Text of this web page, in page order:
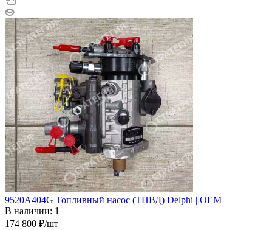
9520A404G Топливный насос (ТНВД) Delphi | OEM
В наличии: 1
174 800 ₽/шт